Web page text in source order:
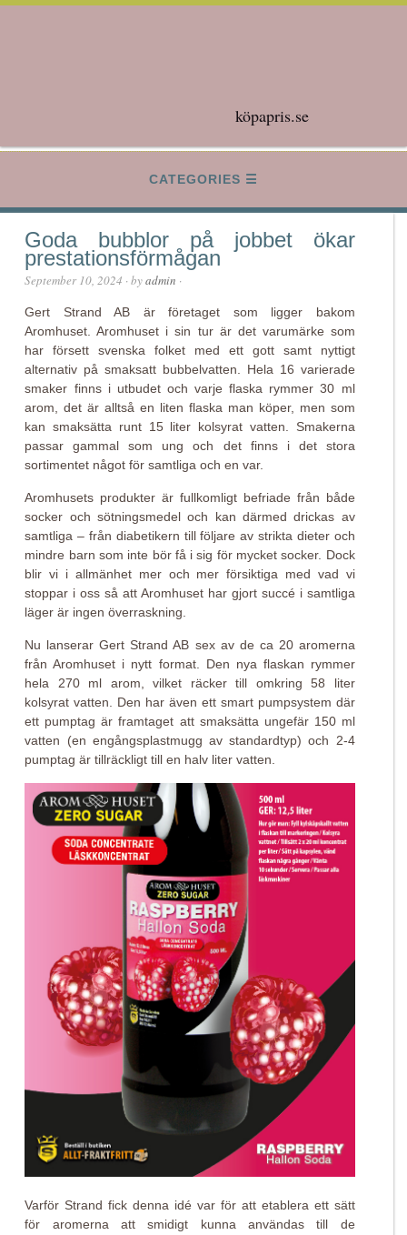
köpapris.se
CATEGORIES
Goda bubblor på jobbet ökar
prestationsförmågan
September 10, 2024 · byadmin ·
Gert Strand AB är företaget som ligger bakom
Aromhuset. Aromhuset i sin tur är det varumärke som
har försett svenska folket med ett gott samt nyttigt
alternativ på smaksatt bubbelvatten. Hela 16 varierade
smaker finns i utbudet och varje flaska rymmer 30 ml
arom, det är alltså en liten flaska man köper, men som
kan smaksätta runt 15 liter kolsyrat vatten. Smakerna
passar gammal som ung och det finns i det stora
sortimentet något för samtliga och en var.
Aromhusets produkter är fullkomligt befriade från både
socker och sötningsmedel och kan därmed drickas av
samtliga – från diabetikern till följare av strikta dieter och
mindre barn som inte bör få i sig för mycket socker. Dock
blir vi i allmänhet mer och mer försiktiga med vad vi
stoppar i oss så att Aromhuset har gjort succé i samtliga
läger är ingen överraskning.
Nu lanserar Gert Strand AB sex av de ca 20 aromerna
från Aromhuset i nytt format. Den nya flaskan rymmer
hela 270 ml arom, vilket räcker till omkring 58 liter
kolsyrat vatten. Den har även ett smart pumpsystem där
ett pumptag är framtaget att smaksätta ungefär 150 ml
vatten (en engångsplastmugg av standardtyp) och 2-4
pumptag är tillräckligt till en halv liter vatten.
Varför Strand fick denna idé var för att etablera ett sätt
för aromerna att smidigt kunna användas till de